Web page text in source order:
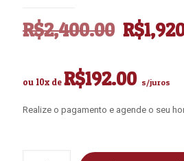
R$2,400.00 O
original
era:
R$
ou 10x deR$192.00 s/juros
Realize o pagamento e agende o seu